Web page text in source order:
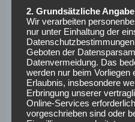
Hand in die Hose glitt. Der
Lukas Podolski reagierte
gelassen auf die Farce um
Schutz. Für seinen Spruch
würdevolle, aber
obligatorischen
Zitat in Lukas Podolskis
2. Grundsätzliche
Wir verarbeiten
nur unter Einhaltung der
Geboten der
Datenvermeidung. Das
werden nur beim Vorliegen
Erlaubnis, insbesondere
Erbringung unserer
Online-Services
vorgeschrieben sind oder